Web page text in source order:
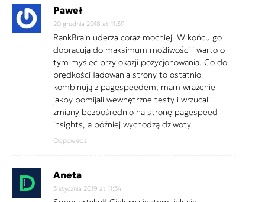
Paweł
20 grudnia 2018 at 11:39
RankBrain uderza coraz mocniej. W końcu go
dopracują do maksimum możliwości i warto o
tym myśleć przy okazji pozycjonowania. Co do
prędkości ładowania strony to ostatnio
kombinują z pagespeedem, mam wrażenie
jakby pomijali wewnętrzne testy i wrzucali
zmiany bezpośrednio na stronę pagespeed
insights, a później wychodzą dziwoty
Odpowiedz
Aneta
3 stycznia 2019 at 11:34